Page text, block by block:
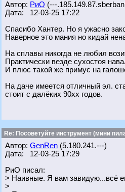
Автор: РиО (---
Дата: 12-03-25 17:22
Спасибо Хантер. Но я ужасно
Наверное это мания но кидай
На сплавы никогда не любил
Практически везде сухостоя
И плюс такой же примус на
На даче имеется отличный эл.
стоит с далёких 90хх годов.
Re: Посоветуйте инструмент (мини
Автор: GenRen (5.180.241.---)
Дата: 12-03-25 17:29
РиО писал:
> Наивные. Я вам завидую...всё
>